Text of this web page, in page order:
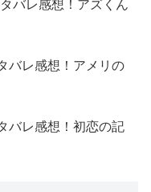
バレ感想！アズくん
バレ感想！アメリの
バレ感想！初恋の記